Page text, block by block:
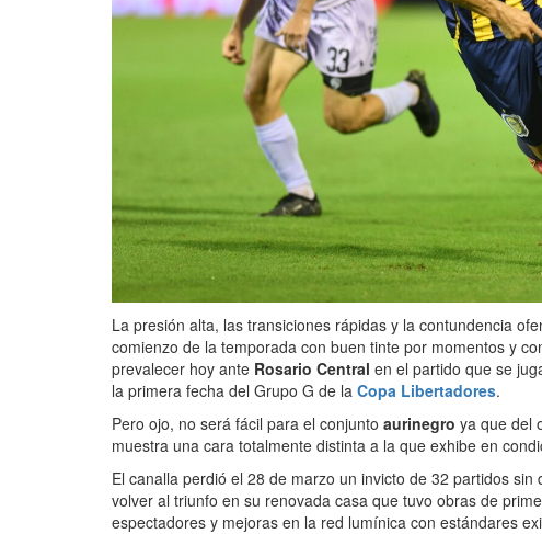
La presión alta, las transiciones rápidas y la contundencia
comienzo de la temporada con buen tinte por momentos y
prevalecer hoy ante Rosario Central en el partido que se
la primera fecha del Grupo G de la Copa Libertadores.
Pero ojo, no será fácil para el conjunto aurinegro ya que del
muestra una cara totalmente distinta a la que exhibe en
El canalla perdió el 28 de marzo un invicto de 32 partidos
volver al triunfo en su renovada casa que tuvo obras de
espectadores y mejoras en la red lumínica con estándares